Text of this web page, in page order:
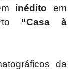
inédito em
“Casa à
da